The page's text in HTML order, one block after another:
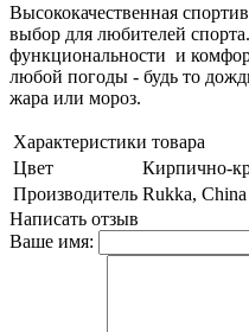
Высококачественная
выбор для любителей
функциональности и
любой погоды - будь то
жара или мороз.
Характеристики товара
Цвет
Кирпично-
Производитель Rukka, China
Написать отзыв
Ваше имя: